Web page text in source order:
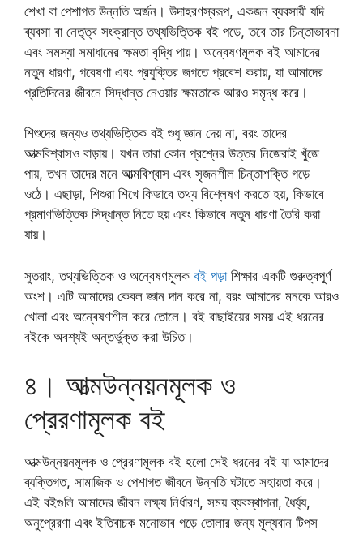
শেখা বা পেশাগত উন্নতি অর্জন। উদাহরণস্বরূপ, একজন ব্যবসায়ী যদি
ব্যবসা বা নেতৃত্ব সংক্রান্ত তথ্যভিত্তিক বই পড়ে, তবে তার চিন্তাভাবনা
এবং সমস্যা সমাধানের ক্ষমতা বৃদ্ধি পায়। অন্বেষণমূলক বই আমাদের
নতুন ধারণা, গবেষণা এবং প্রযুক্তির জগতে প্রবেশ করায়, যা আমাদের
প্রতিদিনের জীবনে সিদ্ধান্ত নেওয়ার ক্ষমতাকে আরও সমৃদ্ধ করে।
শিশুদের জন্যও তথ্যভিত্তিক বই শুধু জ্ঞান দেয় না, বরং তাদের
আত্মবিশ্বাসও বাড়ায়। যখন তারা কোন প্রশ্নের উত্তর নিজেরাই খুঁজে
পায়, তখন তাদের মনে আত্মবিশ্বাস এবং সৃজনশীল চিন্তাশক্তি গড়ে
ওঠে। এছাড়া, শিশুরা শিখে কিভাবে তথ্য বিশ্লেষণ করতে হয়, কিভাবে
প্রমাণভিত্তিক সিদ্ধান্ত নিতে হয় এবং কিভাবে নতুন ধারণা তৈরি করা
যায়।
সুতরাং, তথ্যভিত্তিক ও অন্বেষণমূলক বই পড়া শিক্ষার একটি গুরুত্বপূর্ণ
অংশ। এটি আমাদের কেবল জ্ঞান দান করে না, বরং আমাদের মনকে আরও
খোলা এবং অন্বেষণশীল করে তোলে। বই বাছাইয়ের সময় এই ধরনের
বইকে অবশ্যই অন্তর্ভুক্ত করা উচিত।
৪। আত্মউন্নয়নমূলক ও
প্রেরণামূলক বই
আত্মউন্নয়নমূলক ও প্রেরণামূলক বই হলো সেই ধরনের বই যা আমাদের
ব্যক্তিগত, সামাজিক ও পেশাগত জীবনে উন্নতি ঘটাতে সহায়তা করে।
এই বইগুলি আমাদের জীবন লক্ষ্য নির্ধারণ, সময় ব্যবস্থাপনা, ধৈর্য্য,
অনুপ্রেরণা এবং ইতিবাচক মনোভাব গড়ে তোলার জন্য মূল্যবান টিপস